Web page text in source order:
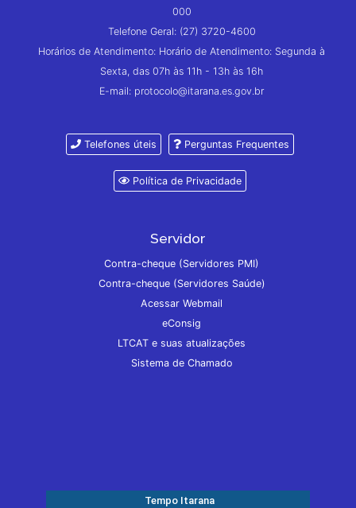
000
Telefone Geral: (27) 3720-4600
Horários de Atendimento: Horário de Atendimento: Segunda à
Sexta, das 07h às 11h - 13h às 16h
E-mail: protocolo@itarana.es.gov.br
Telefones úteis Perguntas Frequentes
Política de Privacidade
Servidor
Contra-cheque (Servidores PMI)
Contra-cheque (Servidores Saúde)
Acessar Webmail
eConsig
LTCAT e suas atualizações
Sistema de Chamado